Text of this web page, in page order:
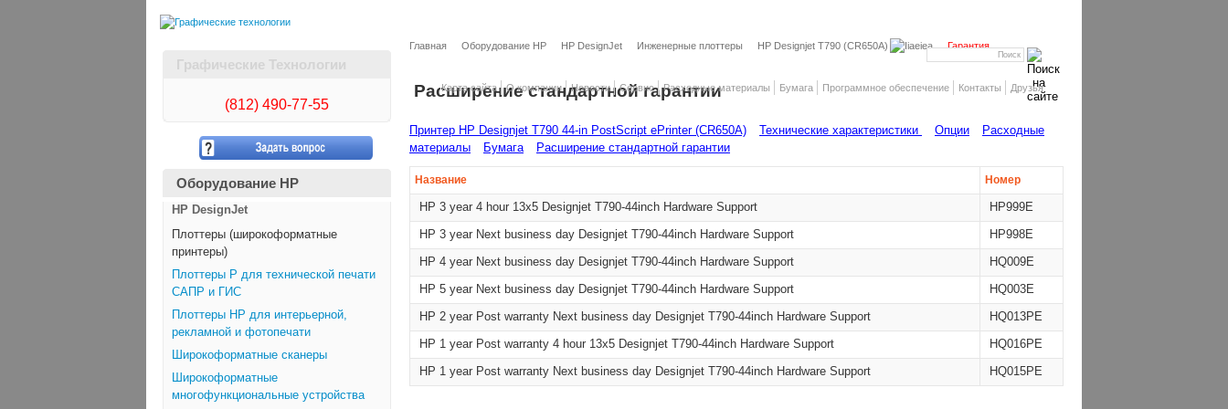
Карта сайта О компании Новости Сервис Расходные материалы Бумага Программное обеспечение Контакты Друзья
Графические Технологии
(812) 490-77-55
Оборудование HP
HP DesignJet
Плоттеры (широкоформатные
принтеры)
Плоттеры Р для технической печати
САПР и ГИС
Плоттеры НР для интерьерной,
рекламной и фотопечати
Широкоформатные сканеры
Широкоформатные
многофункциональные устройства
Главная Оборудование HP HP DesignJet Инженерные плоттеры HP Designjet T790 (CR650A) Гарантия
Расширение стандартной гарантии
Принтер HP Designjet T790 44-in PostScript ePrinter (CR650A) Технические характеристики Опции
Расходные
материалы
Бумага Расширение стандартной гарантии
Название Номер
HP 3 year 4 hour 13x5 Designjet T790-44inch Hardware Support HP999E
HP 3 year Next business day Designjet T790-44inch Hardware Support HP998E
HP 4 year Next business day Designjet T790-44inch Hardware Support HQ009E
HP 5 year Next business day Designjet T790-44inch Hardware Support HQ003E
HP 2 year Post warranty Next business day Designjet T790-44inch Hardware Support HQ013PE
HP 1 year Post warranty 4 hour 13x5 Designjet T790-44inch Hardware Support HQ016PE
HP 1 year Post warranty Next business day Designjet T790-44inch Hardware Support HQ015PE